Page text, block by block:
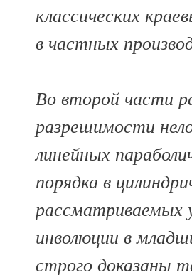
классических
в частных
Во второй части
разрешимости
линейных
порядка в
рассматриваемых
инволюции в
строго доказаны